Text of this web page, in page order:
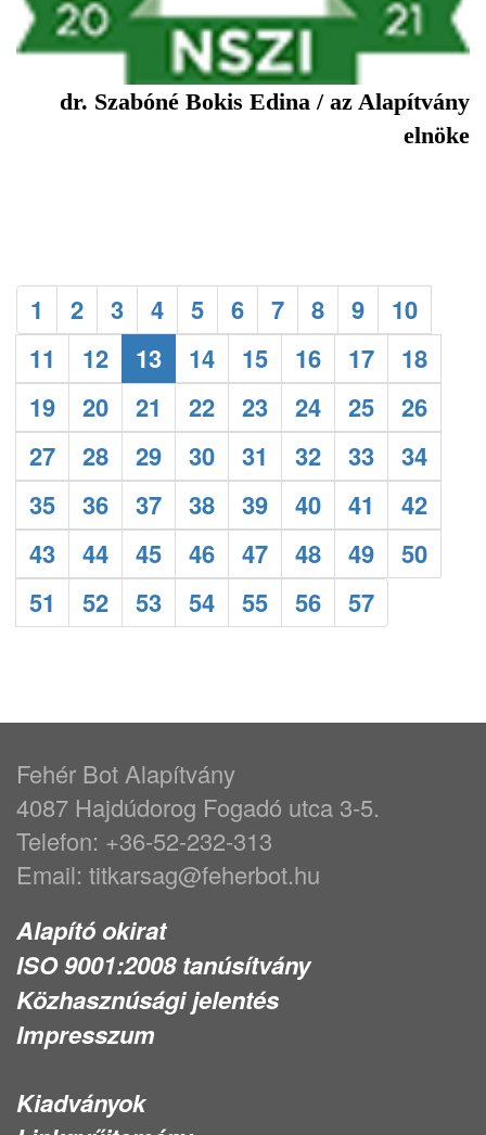
dr. Szabóné Bokis Edina / az Alapítvány
elnöke
1 2 3 4 5 6 7 8 9
10
11
12 13 14 15 16 17
18
19
20 21 22 23 24 25
26
27
28 29 30 31 32 33
34
35
36 37 38 39 40 41
42
43
44 45 46 47 48 49
50
51
52 53 54 55 56 57
Fehér Bot Alapítvány
4087 Hajdúdorog Fogadó utca 3-5.
Telefon: +36-52-232-313
Email: titkarsag@feherbot.hu
Alapító okirat
ISO 9001:2008 tanúsítvány
Közhasznúsági jelentés
Impresszum
Kiadványok